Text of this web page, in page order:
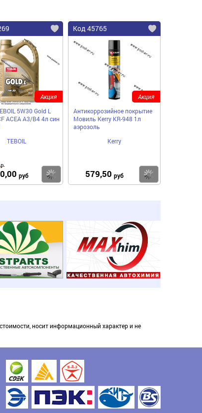
5W30 Gold L
ACEA A3/B4 4л син
TEBOIL
₽
руб Купить
Акция
Код 45765
Антикоррозийное покрытие
Мовиль Kerry KR-948 1л
аэрозоль
Kerry
579,50 руб
Акция
носит информационный характер и не